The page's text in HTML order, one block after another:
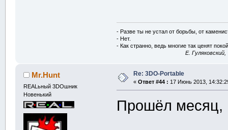
- Разве ты не устал от борьбы, от
- Нет.
- Как странно, ведь многие так ценят
E.
Mr.Hunt
REALьный 3DOшник
Новенький
Re: 3DO-Portable
« Ответ #44 : 17 Июнь 2013,
Прошёл месяц,